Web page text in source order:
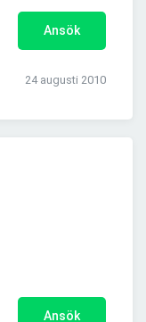
Ansök
24 augusti 2010
Ansök